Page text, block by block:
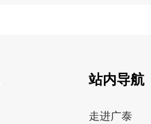
站内导航
走进广泰